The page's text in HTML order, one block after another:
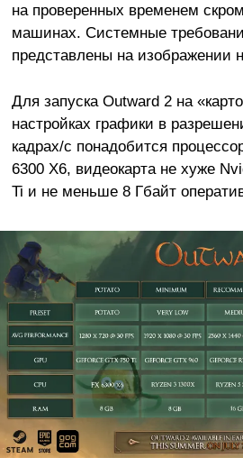
на проверенных временем
машинах. Системные
представлены на изображении
Для запуска Outward 2 на
настройках графики в
кадрах/с понадобится
6300 X6, видеокарта не хуже
Ti и не меньше 8 Гбайт